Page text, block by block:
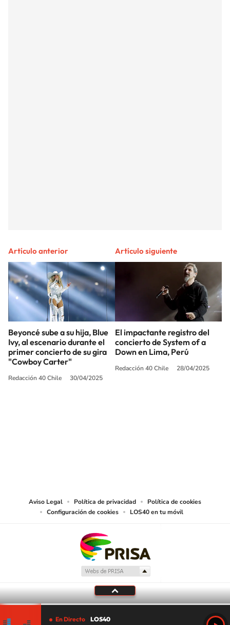
Artículo anterior
Beyoncé sube a su hija, Blue
Ivy, al escenario durante el
primer concierto de su gira
"Cowboy Carter"
Redacción 40 Chile 30/04/2025
Artículo siguiente
El impactante registro del
concierto de System of a
Down en Lima, Perú
Redacción 40 Chile 28/04/2025
Aviso Legal Política de privacidad
Política de cookies
Configuración de cookies
LOS40 en tu móvil
En Directo LOS40